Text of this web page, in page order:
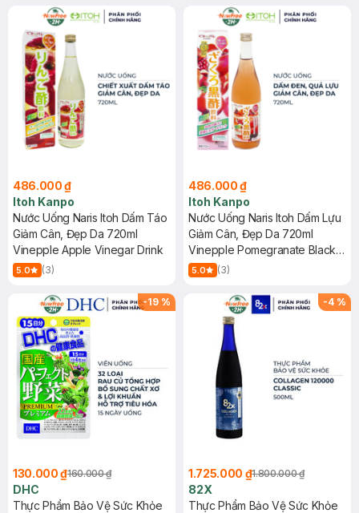
486.000 ₫
Itoh Kanpo
Nước Uống Naris Itoh Dấm Táo
Giảm Cân, Đẹp Da 720ml
Vinepple Apple Vinegar Drink
5.0 (3)
486.000 ₫
Itoh Kanpo
Nước Uống Naris Itoh Dấm Lựu
Giảm Cân, Đẹp Da 720ml
Vinepple Pomegranate Black
Vinegar Drink
5.0 (3)
-19 %
130.000 ₫160.000 ₫
DHC
Thực Phẩm Bảo Vệ Sức Khỏe
-4 %
1.725.000 ₫1.800.000 ₫
82X
Thực Phẩm Bảo Vệ Sức Khỏe